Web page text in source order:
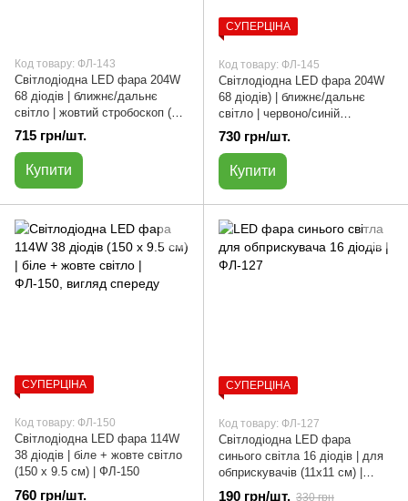
Код товару: ФЛ-143
Світлодіодна LED фара 204W
68 діодів | ближнє/дальнє
світло | жовтий стробоскоп (22
х 10.5 см) | ФЛ-143
715 грн/шт.
Купити
СУПЕРЦІНА
Код товару: ФЛ-145
Світлодіодна LED фара 204W
68 діодів) | ближнє/дальнє
світло | червоно/синій
стробоскоп (22 х 10.5 см) |
ФЛ-145
730 грн/шт.
Купити
СУПЕРЦІНА
Код товару: ФЛ-150
Світлодіодна LED фара 114W
38 діодів | біле + жовте світло
(150 х 9.5 см) | ФЛ-150
760 грн/шт.
СУПЕРЦІНА
Код товару: ФЛ-127
Світлодіодна LED фара
синього світла 16 діодів | для
обприскувачів (11х11 см) |
ФЛ-127
190 грн/шт. 330 грн